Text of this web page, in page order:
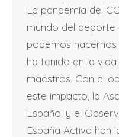
La pandemia del
mundo del deporte
podemos
ha tenido en la
maestros. Con el
este impacto, la
Español y el
España Activa han